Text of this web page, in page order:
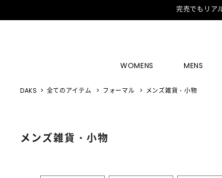
完売でもリア
WOMENS MENS
DAKS 全てのアイテム フォーマル メンズ雑貨・小物
メンズ雑貨・小物